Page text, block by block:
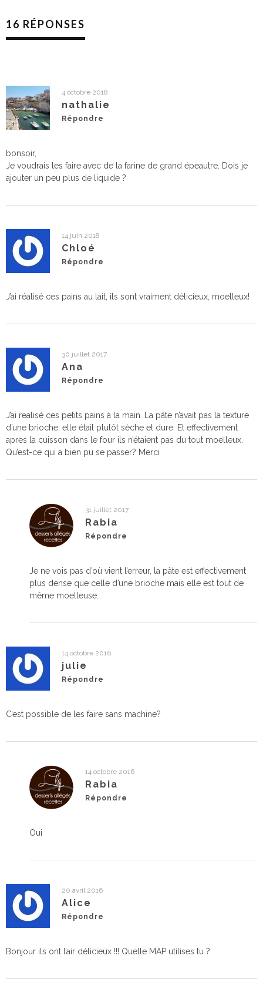
16 RÉPONSES
4 octobre 2018
nathalie
Répondre
bonsoir,
Je voudrais les faire avec de la farine de grand épeautre. Dois je
ajouter un peu plus de liquide ?
14 juin 2018
Chloé
Répondre
J’ai réalisé ces pains au lait, ils sont vraiment délicieux, moelleux!
30 juillet 2017
Ana
Répondre
J’ai realisé ces petits pains à la main. La pâte n’avait pas la texture
d’une brioche, elle était plutôt sèche et dure. Et effectivement
apres la cuisson dans le four ils n’étaient pas du tout moelleux.
Qu’est-ce qui a bien pu se passer? Merci
31 juillet 2017
Rabia
Répondre
Je ne vois pas d’où vient l’erreur, la pâte est effectivement
plus dense que celle d’une brioche mais elle est tout de
même moelleuse…
14 octobre 2016
julie
Répondre
C’est possible de les faire sans machine?
14 octobre 2016
Rabia
Répondre
Oui
20 avril 2016
Alice
Répondre
Bonjour ils ont l’air délicieux !!! Quelle MAP utilises tu ?